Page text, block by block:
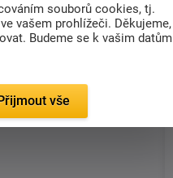
souborů cookies, tj.
vašem prohlížeči. Děkujeme,
Budeme se k vašim datům
vše